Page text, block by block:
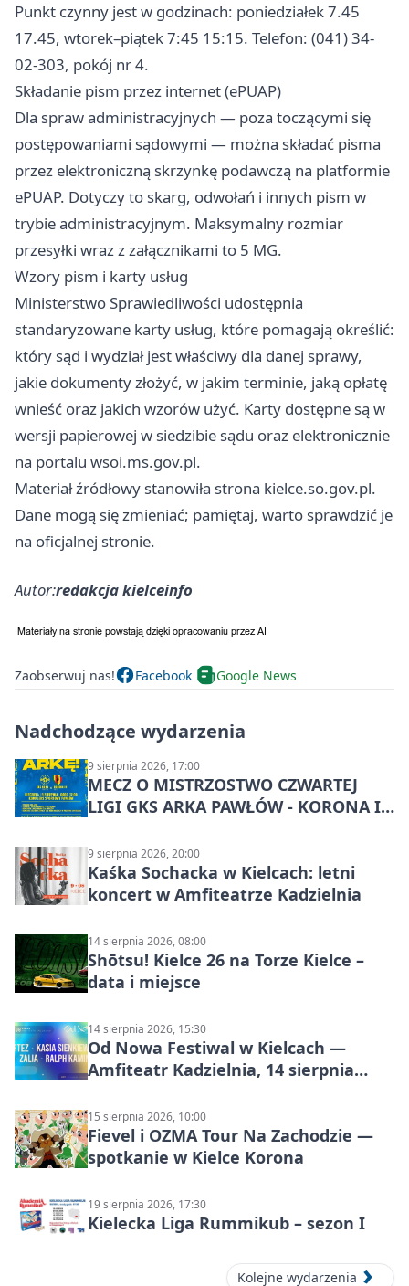
Punkt czynny jest w godzinach: poniedziałek 7.45
17.45, wtorek–piątek 7:45 15:15. Telefon: (041) 34-
02-303, pokój nr 4.
Składanie pism przez internet (ePUAP)
Dla spraw administracyjnych — poza toczącymi się
postępowaniami sądowymi — można składać pisma
przez elektroniczną skrzynkę podawczą na platformie
ePUAP. Dotyczy to skarg, odwołań i innych pism w
trybie administracyjnym. Maksymalny rozmiar
przesyłki wraz z załącznikami to 5 MG.
Wzory pism i karty usług
Ministerstwo Sprawiedliwości udostępnia
standaryzowane karty usług, które pomagają określić:
który sąd i wydział jest właściwy dla danej sprawy,
jakie dokumenty złożyć, w jakim terminie, jaką opłatę
wnieść oraz jakich wzorów użyć. Karty dostępne są w
wersji papierowej w siedzibie sądu oraz elektronicznie
na portalu wsoi.ms.gov.pl.
Materiał źródłowy stanowiła strona kielce.so.gov.pl.
Dane mogą się zmieniać; pamiętaj, warto sprawdzić je
na oficjalnej stronie.
Autor:redakcja kielceinfo
Zaobserwuj nas! Facebook Google News
Nadchodzące wydarzenia
9 sierpnia 2026, 17:00
MECZ O MISTRZOSTWO CZWARTEJ
LIGI GKS ARKA PAWŁÓW - KORONA III
9 sierpnia 2026, 20:00
Kaśka Sochacka w Kielcach: letni
koncert w Amfiteatrze Kadzielnia
14 sierpnia 2026, 08:00
Shōtsu! Kielce 26 na Torze Kielce –
data i miejsce
14 sierpnia 2026, 15:30
Od Nowa Festiwal w Kielcach —
Amfiteatr Kadzielnia, 14 sierpnia
15 sierpnia 2026, 10:00
Fievel i OZMA Tour Na Zachodzie —
spotkanie w Kielce Korona
19 sierpnia 2026, 17:30
Kielecka Liga Rummikub – sezon I
Kolejne wydarzenia